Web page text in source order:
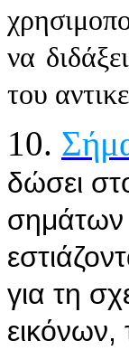
να
του
10.
δώσει
σημάτων
για τη